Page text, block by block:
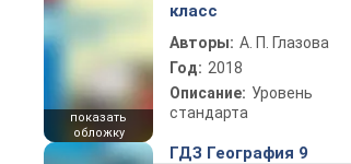
показать
обложку
класс
Авторы: А. П. Глазова
Год: 2018
Описание: Уровень
стандарта
ГДЗ География 9